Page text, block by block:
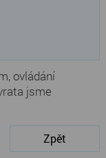
ovládání
jsme
Zpět